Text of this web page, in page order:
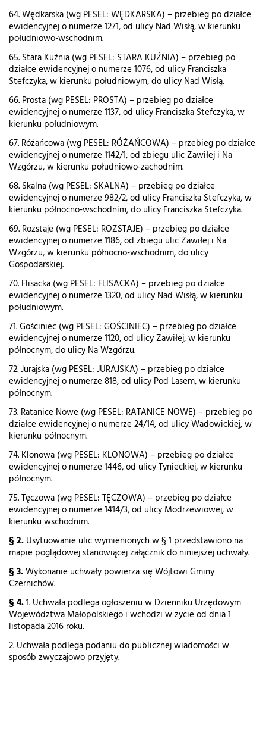
64. Wędkarska (wg PESEL: WĘDKARSKA) – przebieg po działce
ewidencyjnej o numerze 1271, od ulicy Nad Wisłą, w kierunku
południowo-wschodnim.
65. Stara Kuźnia (wg PESEL: STARA KUŹNIA) – przebieg po
działce ewidencyjnej o numerze 1076, od ulicy Franciszka
Stefczyka, w kierunku południowym, do ulicy Nad Wisłą.
66. Prosta (wg PESEL: PROSTA) – przebieg po działce
ewidencyjnej o numerze 1137, od ulicy Franciszka Stefczyka, w
kierunku południowym.
67. Różańcowa (wg PESEL: RÓŻAŃCOWA) – przebieg po działce
ewidencyjnej o numerze 1142/1, od zbiegu ulic Zawiłej i Na
Wzgórzu, w kierunku południowo-zachodnim.
68. Skalna (wg PESEL: SKALNA) – przebieg po działce
ewidencyjnej o numerze 982/2, od ulicy Franciszka Stefczyka, w
kierunku północno-wschodnim, do ulicy Franciszka Stefczyka.
69. Rozstaje (wg PESEL: ROZSTAJE) – przebieg po działce
ewidencyjnej o numerze 1186, od zbiegu ulic Zawiłej i Na
Wzgórzu, w kierunku północno-wschodnim, do ulicy
Gospodarskiej.
70. Flisacka (wg PESEL: FLISACKA) – przebieg po działce
ewidencyjnej o numerze 1320, od ulicy Nad Wisłą, w kierunku
południowym.
71. Gościniec (wg PESEL: GOŚCINIEC) – przebieg po działce
ewidencyjnej o numerze 1120, od ulicy Zawiłej, w kierunku
północnym, do ulicy Na Wzgórzu.
72. Jurajska (wg PESEL: JURAJSKA) – przebieg po działce
ewidencyjnej o numerze 818, od ulicy Pod Lasem, w kierunku
północnym.
73. Ratanice Nowe (wg PESEL: RATANICE NOWE) – przebieg po
działce ewidencyjnej o numerze 24/14, od ulicy Wadowickiej, w
kierunku północnym.
74. Klonowa (wg PESEL: KLONOWA) – przebieg po działce
ewidencyjnej o numerze 1446, od ulicy Tynieckiej, w kierunku
północnym.
75. Tęczowa (wg PESEL: TĘCZOWA) – przebieg po działce
ewidencyjnej o numerze 1414/3, od ulicy Modrzewiowej, w
kierunku wschodnim.
§ 2. Usytuowanie ulic wymienionych w § 1 przedstawiono na
mapie poglądowej stanowiącej załącznik do niniejszej uchwały.
§ 3.Wykonanie uchwały powierza się Wójtowi Gminy
Czernichów.
§ 4.1. Uchwała podlega ogłoszeniu w Dzienniku Urzędowym
Województwa Małopolskiego i wchodzi w życie od dnia 1
listopada 2016 roku.
2. Uchwała podlega podaniu do publicznej wiadomości w
sposób zwyczajowo przyjęty.